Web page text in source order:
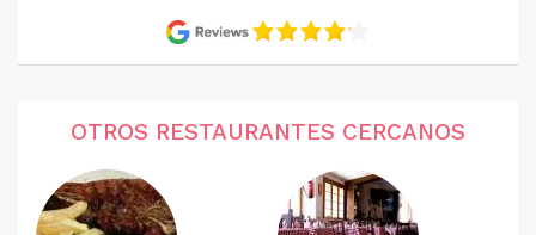
OTROS RESTAURANTES CERCANOS